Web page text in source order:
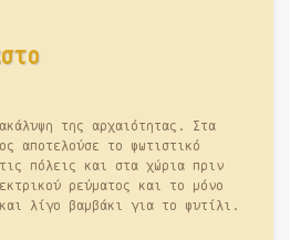
της αρχαιότητας. Στα
αποτελούσε το φωτιστικό
πόλεις και στα χώρια πριν
ρεύματος και το μόνο
λίγο βαμβάκι για το φυτίλι.